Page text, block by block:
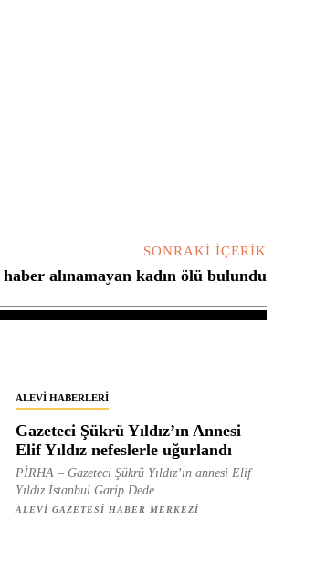
SONRAKI İÇERIK
alınamayan kadın ölü bulundu
ALEVI HABERLERI
Gazeteci Şükrü Yıldız’ın Annesi
Elif Yıldız nefeslerle uğurlandı
PİRHA – Gazeteci Şükrü Yıldız’ın annesi Elif
Yıldız İstanbul Garip Dede...
ALEVI GAZETESI HABER MERKEZI